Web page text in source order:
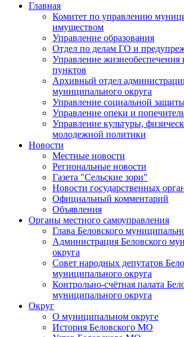
Главная
Комитет по управлению
имуществом
Управление образования
Отдел по делам ГО и
Управление жизнеобеспечения
пунктов
Архивный отдел
муниципального округа
Управление социальной
Управление опеки и
Управление культуры,
молодежной политики
Новости
Местные новости
Региональные новости
Газета "Сельские зори"
Новости государственных
Официальный комментарий
Объявления
Органы местного самоуправления
Глава Беловского
Администрация Беловского
округа
Совет народных депутатов
муниципального округа
Контрольно-счётная палата
муниципального округа
Округ
О муниципальном округе
История Беловского МО